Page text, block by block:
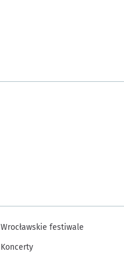
Wrocławskie festiwale
Koncerty